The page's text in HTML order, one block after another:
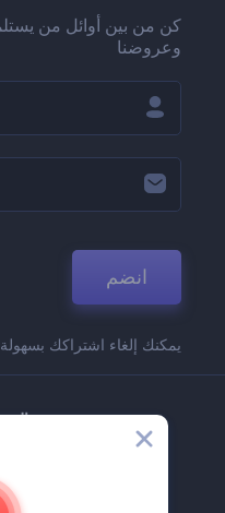
كن من بين أوائل من
وعروضنا
انضم
يمكنك إلغاء اشتراكك
اتصل